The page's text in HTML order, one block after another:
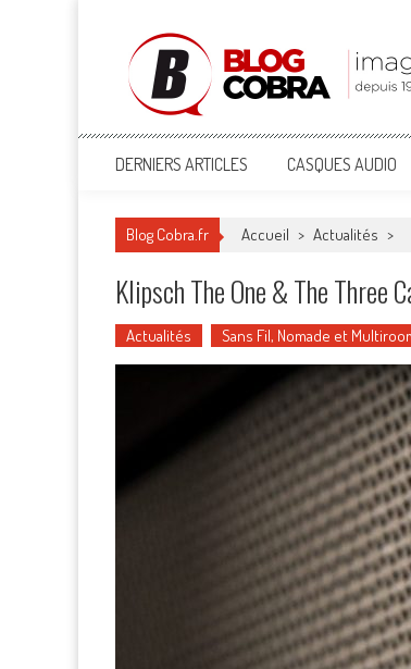
Blog Cobra
Toute l'actu Image & Son !
DERNIERS ARTICLES CASQUES AUDIO
Blog Cobra.fr Accueil > Actualités >
Klipsch The One & The Three
Actualités Sans Fil, Nomade et